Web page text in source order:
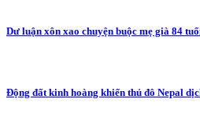
Dư luận xôn xao chuyện buộc mẹ già 84
Động đất kinh hoàng khiến thủ đô Nepal